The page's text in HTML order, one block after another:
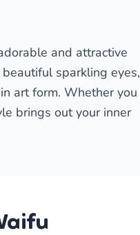
and attractive
sparkling eyes,
art form. Whether you
brings out your inner